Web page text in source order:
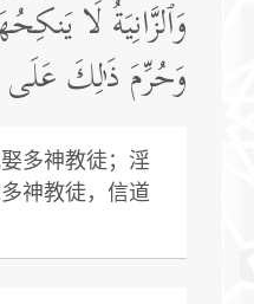
وَٱلزَّانِیَةُ لَا
وَحُرِّمَ ذَ ٰ⁠لِكَ عَلَى
多神教徒；淫
神教徒，信道